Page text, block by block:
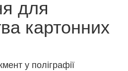
для
картонних
у поліграфії